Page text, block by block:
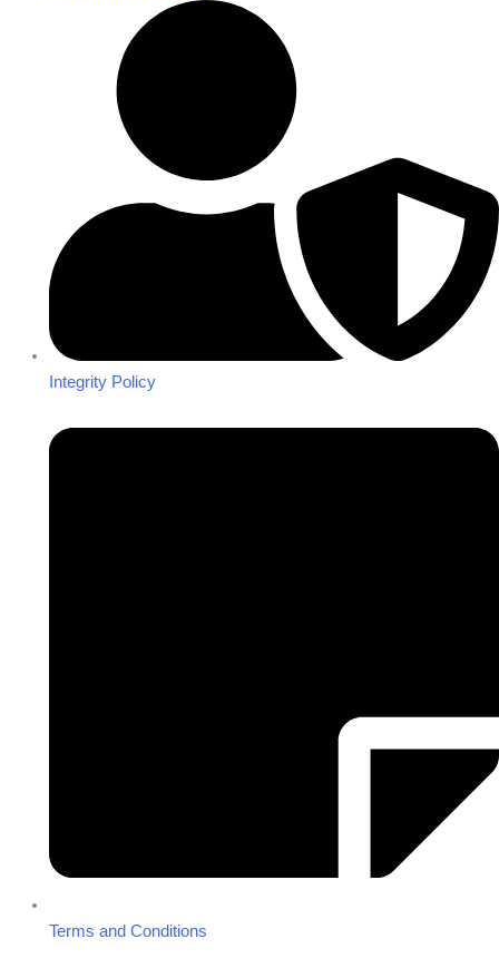
Integrity Policy
Terms and Conditions